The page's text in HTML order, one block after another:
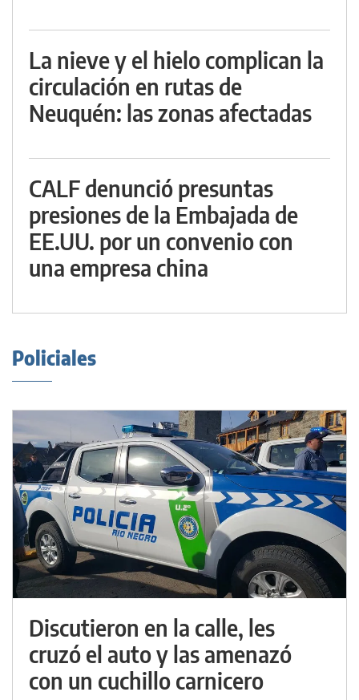
La nieve y el hielo complican la
circulación en rutas de
Neuquén: las zonas afectadas
CALF denunció presuntas
presiones de la Embajada de
EE.UU. por un convenio con
una empresa china
Policiales
Discutieron en la calle, les
cruzó el auto y las amenazó
con un cuchillo carnicero